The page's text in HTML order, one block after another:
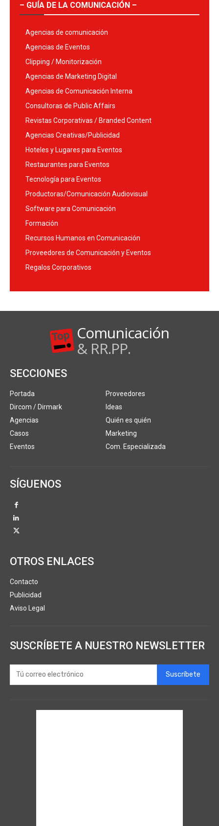
– GUÍA DE LA COMUNICACIÓN –
Agencias de comunicación
Agencias de Eventos
Clipping / Monitorización
Agencias de Marketing Digital
Agencias de Comunicación Interna
Consultoras de Public Affairs
Revistas Corporativas / Branded Content
Agencias Creativas/Publicidad
Hoteles y Lugares para Eventos
Restaurantes para Eventos
Tecnología para Eventos
Productoras/Comunicación Audiovisual
Software para Comunicación
Formación
Recursos Humanos en Comunicación
Proveedores de Comunicación y Eventos
Regalos Corporativos
Comunicación
& RR.PP.
SECCIONES
Portada
Dircom / Dirmark
Agencias
Casos
Eventos
Proveedores
Ideas
Quién es quién
Marketing
Com. Especializada
SÍGUENOS
OTROS ENLACES
Contacto
Publicidad
Aviso Legal
SUSCRÍBETE A NUESTRO NEWSLETTER
Suscríbete